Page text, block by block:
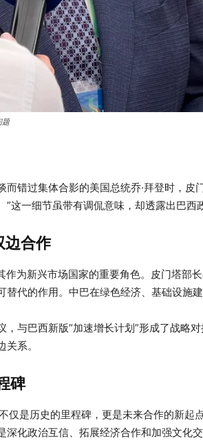
题
错过集体合影的美国总统乔·拜登时，
这一细节虽带有调侃意味，却透露出巴西
边合作
为新兴市场国家的重要角色。皮门塔部
代的作用。中巴在绿色经济、基础设施
与巴西新版“加速增长计划”形成了战略
系。
碑
仅是历史的里程碑，更是未来合作的新起
化政治互信、拓展经济合作和加强文化交